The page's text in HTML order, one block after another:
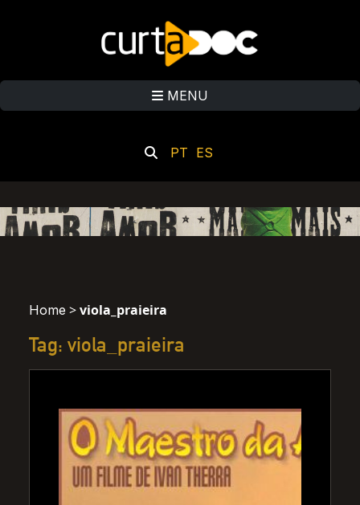
MENU
PT ES
Home >viola_praieira
Tag: viola_praieira